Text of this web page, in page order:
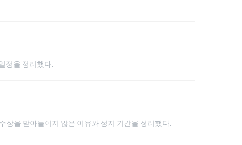
정을 정리했다.
을 받아들이지 않은 이유와 정지 기간을 정리했다.